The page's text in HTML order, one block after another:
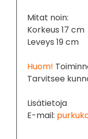
Mitat noin:
Korkeus 17 cm
Leveys 19 cm
Huom!
Tarvitsee
Lisätietoja
E-mail: